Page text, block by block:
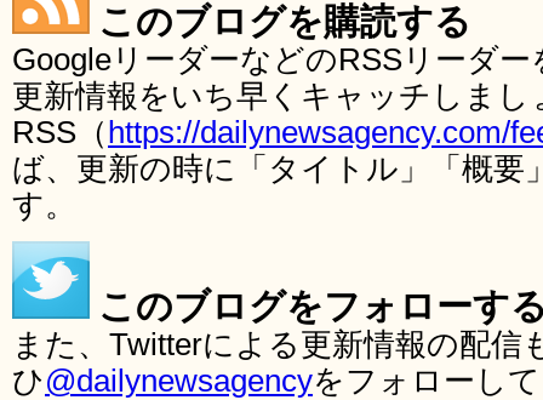
このブログを購読する
GoogleリーダーなどのRSSリーダ
更新情報をいち早くキャッチしま
RSS（ https://dailynewsagency.com/
ば、更新の時に「タイトル」「概要
す。
このブログをフォローす
また、Twitterによる更新情報の配
ひ@dailynewsagencyをフォローし